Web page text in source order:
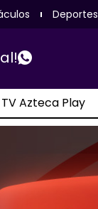
Deportes
TV Azteca Play